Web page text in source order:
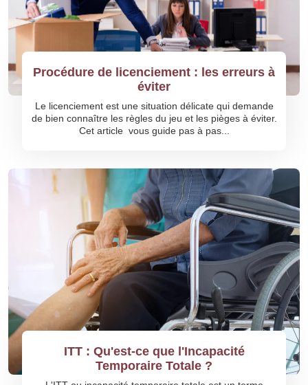
Procédure de licenciement : les erreurs à
éviter
Le licenciement est une situation délicate qui demande
de bien connaître les règles du jeu et les pièges à éviter.
Cet article vous guide pas à pas...
ITT : Qu'est-ce que l'Incapacité
Temporaire Totale ?